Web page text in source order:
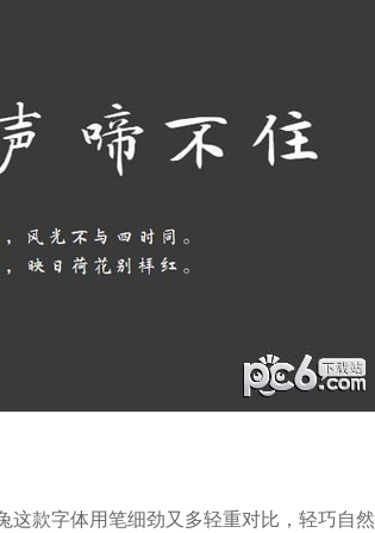
字体用笔细劲又多轻重对比，轻巧自